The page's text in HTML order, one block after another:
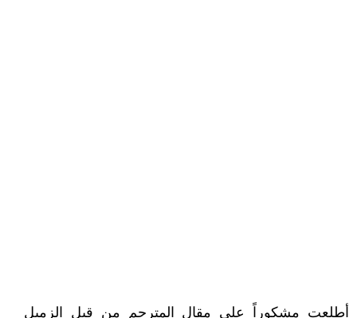
أطلعت مشكوراً على مقال المترجم من قبل الزميل